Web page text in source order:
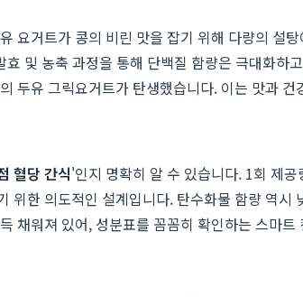
요거트가 콩의 비린 맛을 잡기 위해 다량의 설
및 농축 과정을 통해 단백질 함량은 극대화
두유 그릭요거트가 탄생했습니다. 이는 맛과 건
혈당 간식'인지 명확히 알 수 있습니다. 1회 제
한 의도적인 설계입니다. 탄수화물 함량 역
채워져 있어, 성분표를 꼼꼼히 확인하는 스마트